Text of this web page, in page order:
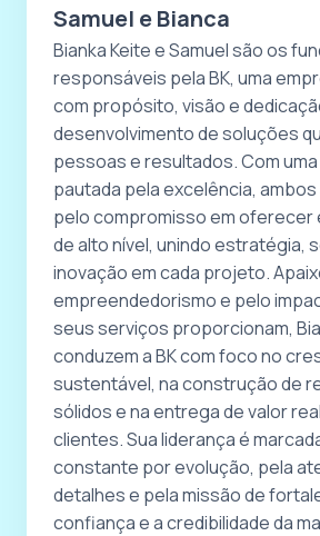
Samuel e Bianca
Bianka Keite e Samuel são os
responsáveis pela BK, uma
com propósito, visão e
desenvolvimento de soluções
pessoas e resultados. Com
pautada pela excelência,
pelo compromisso em oferecer
de alto nível, unindo estratégia,
inovação em cada projeto.
empreendedorismo e pelo
seus serviços proporcionam,
conduzem a BK com foco no
sustentável, na construção de
sólidos e na entrega de valor
clientes. Sua liderança é
constante por evolução, pela
detalhes e pela missão de
confiança e a credibilidade da